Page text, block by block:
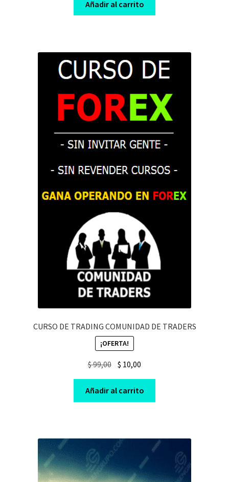
was:
$ 2.400,00.$ 10,00.
Añadir al carrito
CURSO DE TRADING COMUNIDAD DE TRADERS
¡OFERTA!
$99,00 Original
price
was:
$ 99,00.
$ 10,00
price
is:
$ 10,00.
Añadir al carrito